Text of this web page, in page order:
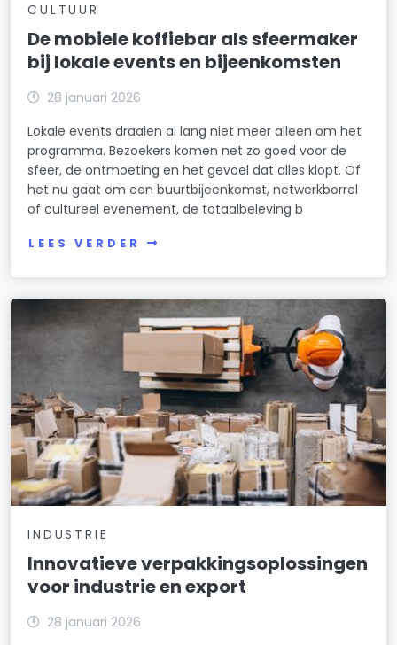
CULTUUR
De mobiele koffiebar als sfeermaker
bij lokale events en bijeenkomsten
28 januari 2026
Lokale events draaien al lang niet meer alleen om het
programma. Bezoekers komen net zo goed voor de
sfeer, de ontmoeting en het gevoel dat alles klopt. Of
het nu gaat om een buurtbijeenkomst, netwerkborrel
of cultureel evenement, de totaalbeleving b
LEES VERDER
INDUSTRIE
Innovatieve verpakkingsoplossingen
voor industrie en export
28 januari 2026